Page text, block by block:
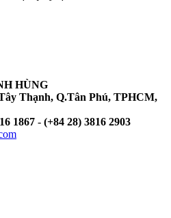
HÙNG
Thạnh, Q.Tân Phú, TPHCM,
1867 - (+84 28) 3816 2903